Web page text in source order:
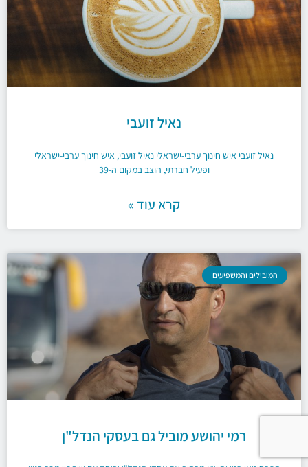
נאיל זועבי
נאיל זועבי איש חינוך ערבי-ישראלי נאיל זועבי, איש חינוך ערבי-ישראלי
ופעיל חברתי, הוצב במקום ה-39
קרא עוד »
המובילים והמשפיעים
רמי יהושע מוביל גם בעסקי הנדל"ן